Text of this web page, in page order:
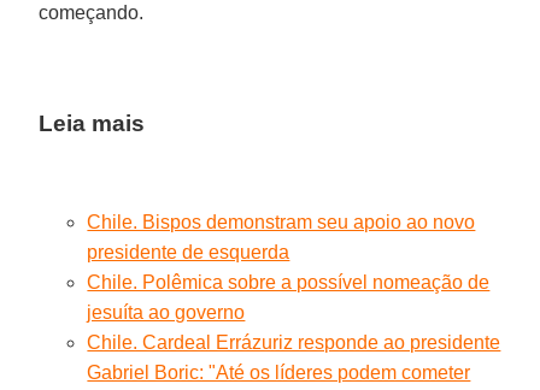
começando.
Leia mais
Chile. Bispos demonstram seu apoio ao novo
presidente de esquerda
Chile. Polêmica sobre a possível nomeação de
jesuíta ao governo
Chile. Cardeal Errázuriz responde ao presidente
Gabriel Boric: "Até os líderes podem cometer